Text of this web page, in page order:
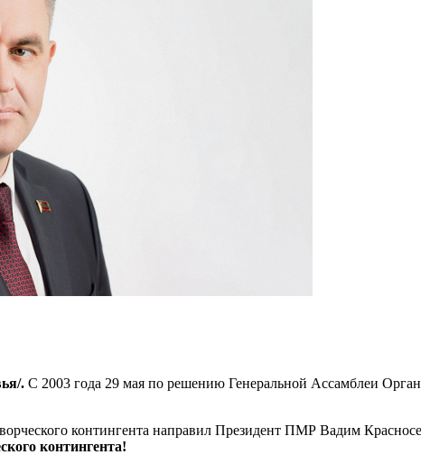
. С 2003 года 29 мая по решению Генеральной Ассамблеи
контингента направил Президент ПМР Вадим
контингента!